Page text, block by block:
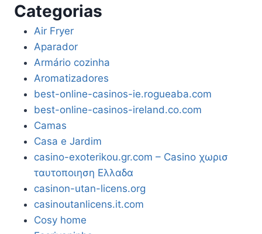
Categorias
Air Fryer
Aparador
Armário cozinha
Aromatizadores
best-online-casinos-ie.rogueaba.com
best-online-casinos-ireland.co.com
Camas
Casa e Jardim
casino-exoterikou.gr.com – Casino χωρισ
ταυτοποιηση Ελλαδα
casinon-utan-licens.org
casinoutanlicens.it.com
Cosy home